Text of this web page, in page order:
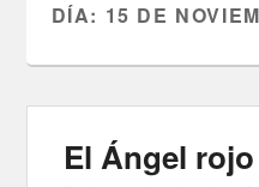
DÍA: 15 DE
El Ángel